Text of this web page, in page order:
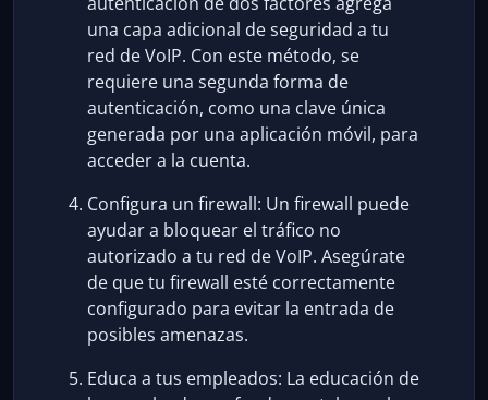
una capa adicional de seguridad a tu
red de VoIP. Con este método, se
requiere una segunda forma de
autenticación, como una clave única
generada por una aplicación móvil, para
acceder a la cuenta.
Configura un firewall: Un firewall puede
ayudar a bloquear el tráfico no
autorizado a tu red de VoIP. Asegúrate
de que tu firewall esté correctamente
configurado para evitar la entrada de
posibles amenazas.
Educa a tus empleados: La educación de